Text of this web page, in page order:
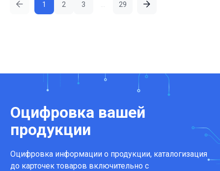
1 2 3 29
Оцифровка вашей
продукции
Оцифровка информации о продукции, каталогизация
до карточек товаров включительно с